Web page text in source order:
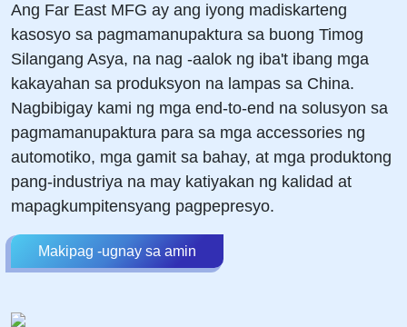
Ang Far East MFG ay ang iyong madiskarteng
kasosyo sa pagmamanupaktura sa buong Timog
Silangang Asya, na nag -aalok ng iba't ibang mga
kakayahan sa produksyon na lampas sa China.
Nagbibigay kami ng mga end-to-end na solusyon sa
pagmamanupaktura para sa mga accessories ng
automotiko, mga gamit sa bahay, at mga produktong
pang-industriya na may katiyakan ng kalidad at
mapagkumpitensyang pagpepresyo.
Makipag -ugnay sa amin